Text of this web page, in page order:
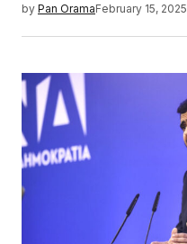
by Pan OramaFebruary 15, 2025